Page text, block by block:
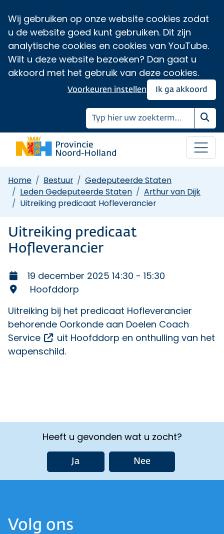
Wij gebruiken op onze website cookies zodat
u de website goed kunt gebruiken. Dit zijn
analytische cookies en cookies van YouTube.
Wilt u deze website bezoeken? Dan gaat u
akkoord met het gebruik van deze cookies.
Ik ga akkoord
Voorkeuren instellen
Home Bestuur
Gedeputeerde Staten
Leden Gedeputeerde Staten
Arthur van Dijk
Uitreiking predicaat Hofleverancier
Uitreiking predicaat
Hofleverancier
19 december 2025 14:30 - 15:30
Hoofddorp
Uitreiking bij het predicaat Hofleverancier
behorende Oorkonde aan Doelen Coach
Service
Opent een externe link
uit Hoofddorp en onthulling van het
wapenschild.
Heeft u gevonden wat u zocht?
Ja Nee
Volg ons